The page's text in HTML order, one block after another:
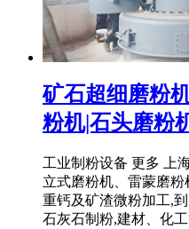
矿石超细磨粉
粉机|石头磨粉
工业制粉设备 更多 上
立式磨粉机、雷蒙磨粉
重钙及矿渣微粉加工,
石灰石制粉,建材、化